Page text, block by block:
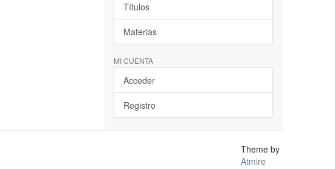
Títulos
Materias
MI CUENTA
Acceder
Registro
Theme by
Atmire